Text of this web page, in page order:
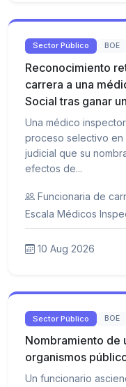
Sector Público BOE
Reconocimiento
carrera a una
Social tras ganar
Una médico
proceso selectivo en
judicial que su
efectos de...
Funcionaria de
Escala Médicos
10 Aug 2026
Sector Público BOE
Nombramiento de
organismos
Un funcionario